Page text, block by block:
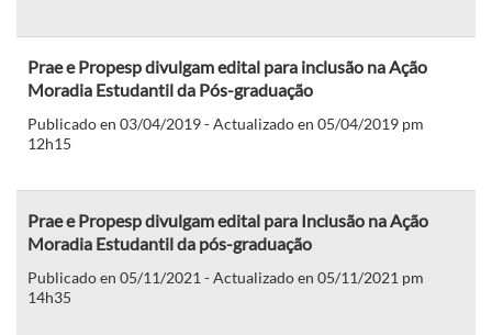
Prae e Propesp divulgam edital para inclusão na Ação
Moradia Estudantil da Pós-graduação
Publicado en 03/04/2019 - Actualizado en 05/04/2019 pm
12h15
Prae e Propesp divulgam edital para Inclusão na Ação
Moradia Estudantil da pós-graduação
Publicado en 05/11/2021 - Actualizado en 05/11/2021 pm
14h35